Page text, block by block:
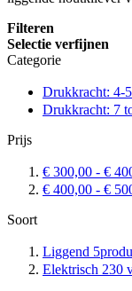
Filteren
Selectie verfijnen
Categorie
Drukkracht: 4-
Drukkracht: 7
Prijs
€ 300,00 - €
€ 400,00 - €
Soort
Liggend 5
Elektrisch 230